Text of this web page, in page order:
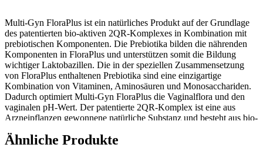
Multi-Gyn FloraPlus ist ein natürliches Produkt auf der Grundlage
des patentierten bio-aktiven 2QR-Komplexes in Kombination mit
prebiotischen Komponenten. Die Prebiotika bilden die nährenden
Komponenten in FloraPlus und unterstützen somit die Bildung
wichtiger Laktobazillen. Die in der speziellen Zusammensetzung
von FloraPlus enthaltenen Prebiotika sind eine einzigartige
Kombination von Vitaminen, Aminosäuren und Monosacchariden.
Dadurch optimiert Multi-Gyn FloraPlus die Vaginalflora und den
vaginalen pH-Wert. Der patentierte 2QR-Komplex ist eine aus
Arzneipflanzen gewonnene natürliche Substanz und besteht aus bio-
Anhaftung von schädlichen Bakterien an der Vaginalschleimhaut zu
Ähnliche Produkte